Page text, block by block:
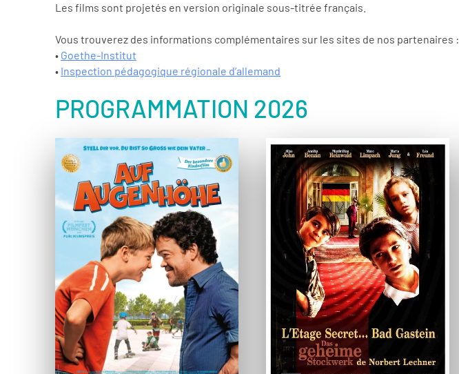
Les films sont projetés en version originale sous-titrée français.
Vous trouverez des informations complémentaires sur les sites de nos partenaires :
• Goethe-Institut
• Inspection pédagogique régionale d’allemand
PROGRAMMATION 2026